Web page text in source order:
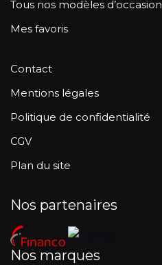
Tous nos modèles d’occasion
Mes favoris
Contact
Mentions légales
Politique de confidentialité
CGV
Plan du site
Nos partenaires
Nos marques